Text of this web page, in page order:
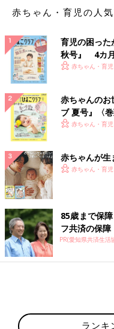
この投
しぃくんに一刻も早く会
赤ちゃん・育児の人
育児の困った
秋号』 4カ月
いっぱい！
赤ちゃん・育児
赤ちゃんのお
ブ 夏号』〈
く！ おっぱ
赤ちゃん・育児
赤ちゃんが生
赤ちゃん・育児
85歳まで保
フ共済の保障
PR(愛知県共済生活
ランキ